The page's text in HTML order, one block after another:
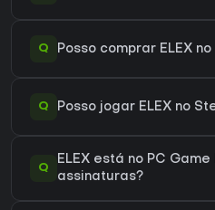
Q Posso comprar ELEX
Q Posso jogar ELEX no
Q
ELEX está no PC
assinaturas?